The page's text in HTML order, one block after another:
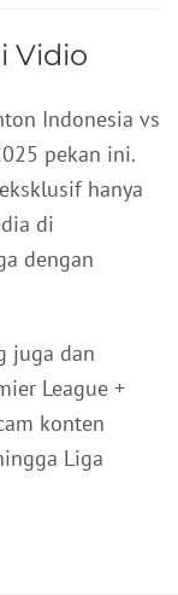
Vidio
Indonesia vs
pekan ini.
hanya
di
dengan
juga dan
League +
konten
Liga